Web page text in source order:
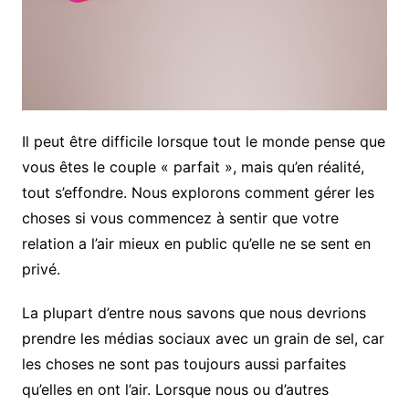
Il peut être difficile lorsque tout le monde pense que
vous êtes le couple « parfait », mais qu’en réalité,
tout s’effondre. Nous explorons comment gérer les
choses si vous commencez à sentir que votre
relation a l’air mieux en public qu’elle ne se sent en
privé.
La plupart d’entre nous savons que nous devrions
prendre les médias sociaux avec un grain de sel, car
les choses ne sont pas toujours aussi parfaites
qu’elles en ont l’air. Lorsque nous ou d’autres